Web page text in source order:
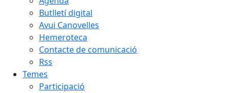
Butlletí digital
Avui Canovelles
Hemeroteca
Contacte de comunicació
Rss
Temes
Participació